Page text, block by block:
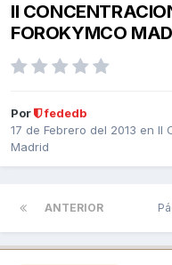
II
FOROKYMCO
Por
fededb
17 de Febrero del 2013 en II
Madrid
ANTERIOR